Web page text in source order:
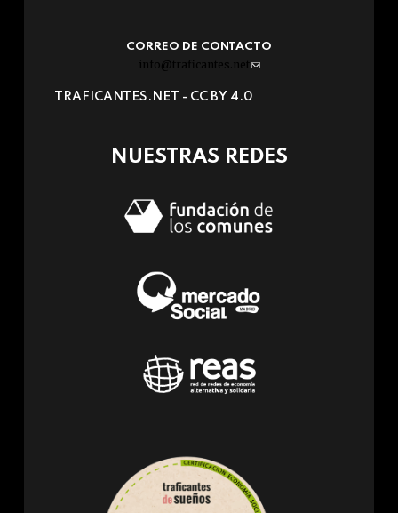
CORREO DE CONTACTO
info@traficantes.net (link
e-
TRAFICANTES.NET - CC BY 4.0
NUESTRAS REDES